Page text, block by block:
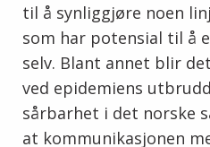
til å synliggjøre noen
som har potensial til å
selv. Blant annet blir
ved epidemiens
sårbarhet i det norske
at kommunikasjonen